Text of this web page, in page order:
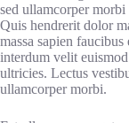
sed ullamcorper morbi
Quis hendrerit dolor
massa sapien
interdum velit
ultricies. Lectus
ullamcorper morbi.